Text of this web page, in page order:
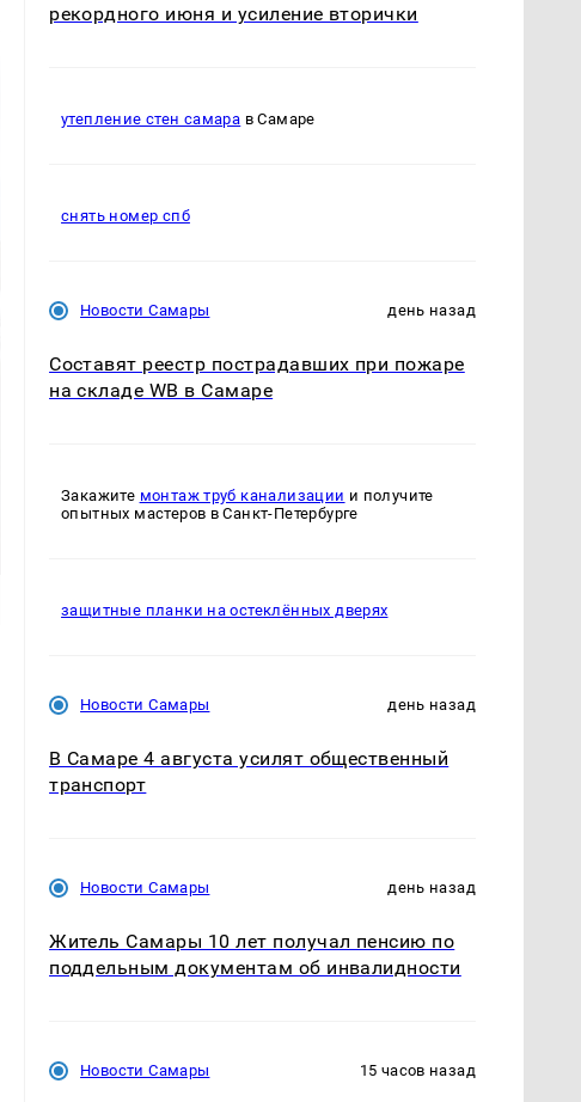
рекордного июня и усиление вторички
утепление стен самара в Самаре
снять номер спб
Новости Самары день назад
Составят реестр пострадавших при пожаре
на складе WB в Самаре
Закажите монтаж труб канализации и получите
опытных мастеров в Санкт-Петербурге
защитные планки на остеклённых дверях
Новости Самары день назад
В Самаре 4 августа усилят общественный
транспорт
Новости Самары день назад
Житель Самары 10 лет получал пенсию по
поддельным документам об инвалидности
Новости Самары 15 часов назад